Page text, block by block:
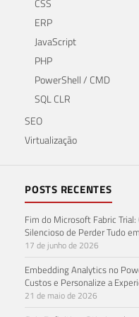
ERP
JavaScript
PHP
PowerShell / CMD
SQL CLR
SEO
Virtualização
POSTS RECENTES
Fim do Microsoft Fabric Trial:
Silencioso de Perder Tudo
17 de junho de 2026
Embedding Analytics no
Custos e Personalize a
21 de maio de 2026